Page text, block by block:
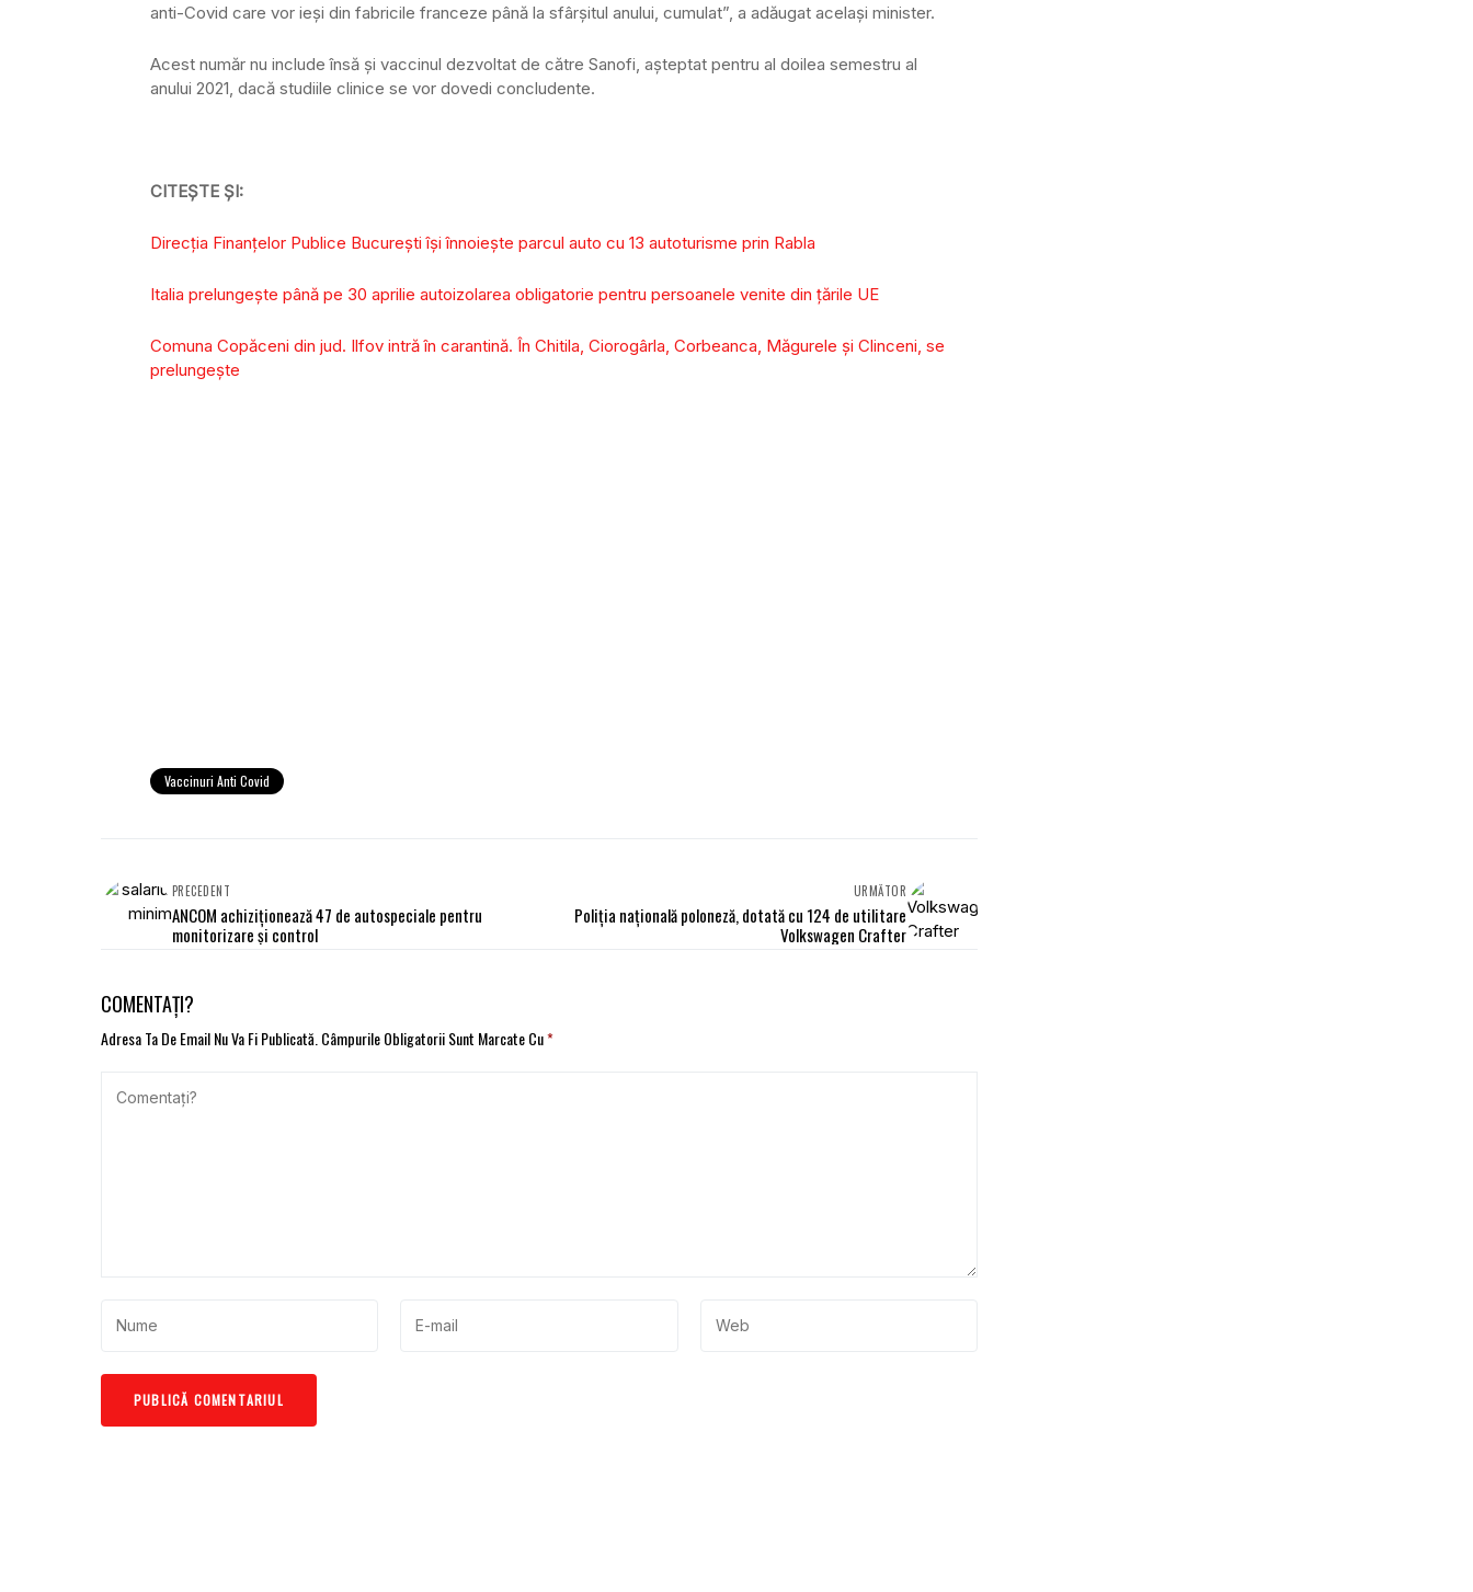
anti-Covid care vor ieşi din fabricile franceze până la sfârşitul anului, cumulat”, a adăugat acelaşi minister.
Acest număr nu include însă şi vaccinul dezvoltat de către Sanofi, aşteptat pentru al doilea semestru al
anului 2021, dacă studiile clinice se vor dovedi concludente.
CITEȘTE ȘI:
Direcția Finanțelor Publice București își înnoiește parcul auto cu 13 autoturisme prin Rabla
Italia prelungeşte până pe 30 aprilie autoizolarea obligatorie pentru persoanele venite din ţările UE
Comuna Copăceni din jud. Ilfov intră în carantină. În Chitila, Ciorogârla, Corbeanca, Măgurele şi Clinceni, se
prelungește
Vaccinuri Anti Covid
PRECEDENT
ANCOM achiziționează 47 de autospeciale pentru
monitorizare și control
URMĂTOR
Poliția națională poloneză, dotată cu 124 de utilitare
Volkswagen Crafter
COMENTAȚI?
Adresa Ta De Email Nu Va Fi Publicată. Câmpurile Obligatorii Sunt Marcate Cu*